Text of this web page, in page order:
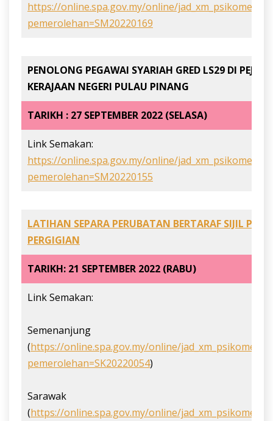
https://online.spa.gov.my/online/
pemerolehan=SM20220169
PENOLONG PEGAWAI SYARIAH GRED LS29 DI
KERAJAAN NEGERI PULAU PINANG
TARIKH : 27 SEPTEMBER 2022 (SELASA)
Link Semakan:
https://online.spa.gov.my/online/
pemerolehan=SM20220155
LATIHAN SEPARA PERUBATAN BERTARAF SIJIL
PERGIGIAN
TARIKH: 21 SEPTEMBER 2022 (RABU)
Link Semakan:
Semenanjung
(https://online.spa.gov.my/online/
pemerolehan=SK20220054)
Sarawak
(https://online.spa.gov.my/online/